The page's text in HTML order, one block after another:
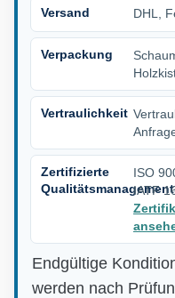
Versand DHL,
Verpackung
Vertraulichkeit
Zertifizierte
ISO
IATF
Endgültige
werden nach